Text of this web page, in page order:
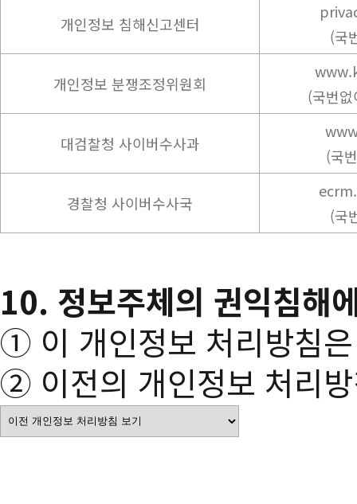
개인정보 침해신고센터
(국
개인정보 분쟁조정위원회
(국번
대검찰청 사이버수사과
(국
경찰청 사이버수사국
(국
10. 정보주체의 권익침해
① 이 개인정보 처리방침
② 이전의 개인정보 처리